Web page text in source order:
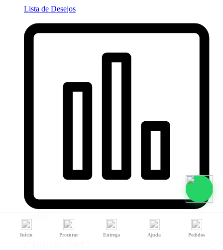
Lista de Desejos
Início Procurar Entrega Ajuda Pedidos